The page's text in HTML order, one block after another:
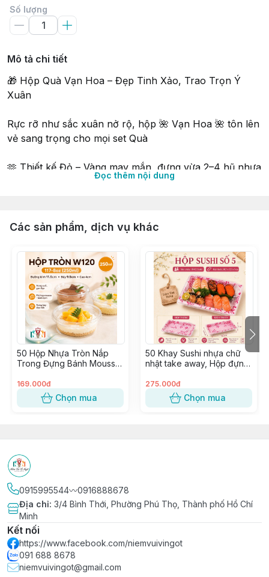
Số lượng
Mô tả chi tiết
🎁 Hộp Quà Vạn Hoa – Đẹp Tinh Xảo, Trao Trọn Ý
Xuân
Rực rỡ như sắc xuân nở rộ, hộp 🌺 Vạn Hoa 🌺 tôn lên
vẻ sang trọng cho mọi set Quà
🫶 Thiết kế Đỏ – Vàng may mắn, đựng vừa 2–4 hũ nhựa
nắp nhôm (đường kính 9cm), thích hợp cho các loại
Tặng người thân – biếu đối tác đều vô cùng đẳng cấp
⛔⛔⛔ KHÔNG KÈM THEO HŨ NHỰA BÊN TRONG ⛔⛔
∵∵∵∵∵∵∵∵∵∵∵∵∵∵∵∵∵∵∵∵∵∵∵∵∵∵∵∵∵∵∵∵∵
🔰 Shop NIỀM VUI VỊ NGỌT – since 2015
✨ Tư vấn tận tâm – phục vụ chu đáo
🏬 Có cửa hàng & kho hàng sẵn, cung ứng nhanh
chóng
📦 Phân phối sỉ & lẻ toàn quốc, giá tận gốc
🏭 Hàng nhập trực tiếp từ nhà máy uy tín, không qua
Đọc thêm nội dung
Các sản phẩm, dịch vụ khác
50 Hộp Nhựa Tròn Nắp
Trong Đựng Bánh Mousse,
Xoài ~ W120, 8117, 117-8
169.000đ
Chọn mua
50 Khay Sushi nhựa chữ
nhật take away, Hộp đựng
SỐ 5
275.000đ
Chọn mua
0915995544〰️0916888678
Địa chỉ: 3/4 Bình Thới, Phường Phú Thọ, Thành phố Hồ Chí
Minh
Kết nối
https://www.facebook.com/niemvuivingot
091 688 8678
niemvuivingot@gmail.com